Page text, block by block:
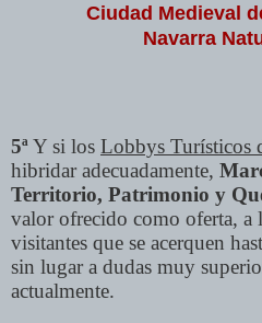
Ciudad Medieval
Navarra
5ªY si los Lobbys Turísticos
hibridar adecuadamente,
Territorio, Patrimonio y
valor ofrecido como oferta, a
visitantes que se acerquen
sin lugar a dudas muy
actualmente.